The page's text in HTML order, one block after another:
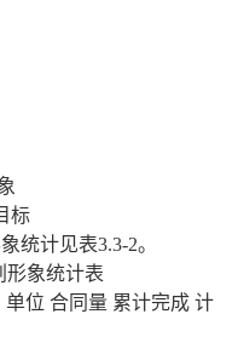
标
统计见表3.3-2。
象统计表
位 合同量 累计完成 计